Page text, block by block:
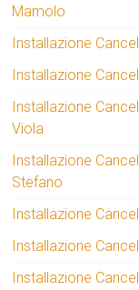
Mamolo
Installazione
Installazione
Installazione
Viola
Installazione
Stefano
Installazione
Installazione
Installazione